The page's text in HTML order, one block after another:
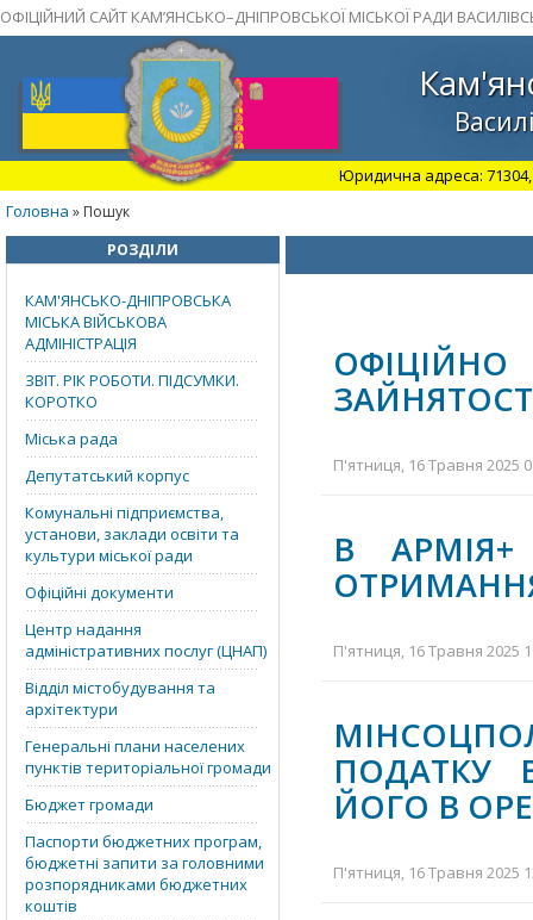
ОФІЦІЙНИЙ САЙТ КАМ’ЯНСЬКО–ДНІПРОВСЬКОЇ МІСЬКОЇ РАДИ
Юридична адреса: 71304,
Головна » Пошук
РОЗДІЛИ
КАМ'ЯНСЬКО-ДНІПРОВСЬКА
МІСЬКА ВІЙСЬКОВА
АДМІНІСТРАЦІЯ
ЗВІТ. РІК РОБОТИ. ПІДСУМКИ.
КОРОТКО
Міська рада
Депутатський корпус
Комунальні підприємства,
установи, заклади освіти та
культури міської ради
Офіційні документи
Центр надання
адміністративних послуг (ЦНАП)
Відділ містобудування та
архітектури
Генеральні плани населених
пунктів територіальної громади
Бюджет громади
Паспорти бюджетних програм,
бюджетні запити за головними
розпорядниками бюджетних
коштів
П'ятниця, 16 Травня 2025
В
П'ятниця, 16 Травня 2025
ПОДАТКУ
ЙОГО В
П'ятниця, 16 Травня 2025